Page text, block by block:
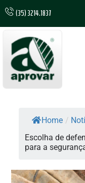
(35) 3214.1837
Home /
Escolha de
para a